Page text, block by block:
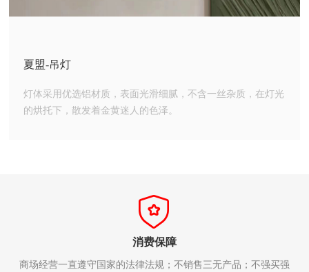
夏盟-吊灯
灯体采用优选铝材质，表面光滑细腻，不含一丝杂质，在灯光
的烘托下，散发着金黄迷人的色泽。
消费保障
商场经营一直遵守国家的法律法规；不销售三无产品；不强买强